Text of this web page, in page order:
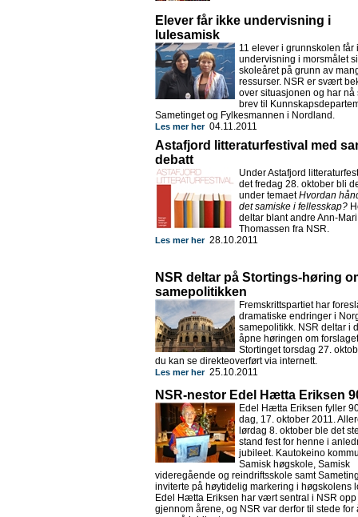
Elever får ikke undervisning i
lulesamisk
11 elever i grunnskolen får
undervisning i morsmålet
skoleåret på grunn av
ressurser. NSR er svært
over situasjonen og har nå
brev til
Sametinget og Fylkesmannen i Nordland.
Les mer her04.11.2011
Astafjord litteraturfestival med
debatt
Under Astafjord
det fredag 28. oktober bli
under temaetHvordan
det samiske i fellesskap?
deltar blant andre Ann-Mari
Thomassen fra NSR.
Les mer her28.10.2011
NSR deltar på Stortings-høring
samepolitikken
Fremskrittspartiet har
dramatiske endringer i
samepolitikk. NSR deltar i
åpne høringen om
Stortinget torsdag 27.
du kan se direkteoverført via internett.
Les mer her25.10.2011
NSR-nestor Edel Hætta Eriksen
Edel Hætta Eriksen fyller
dag, 17. oktober 2011.
lørdag 8. oktober ble det
stand fest for henne i
jubileet. Kautokeino
Samisk høgskole, Samisk
videregående og reindriftsskole samt
inviterte på høytidelig markering i høgskolens
Edel Hætta Eriksen har vært sentral i NSR opp
gjennom årene, og NSR var derfor til stede for